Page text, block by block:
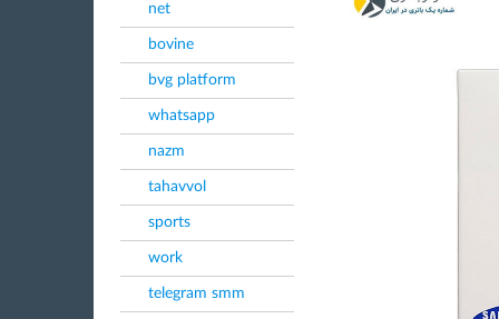
net
bovine
bvg platform
whatsapp
nazm
tahavvol
sports
work
telegram smm